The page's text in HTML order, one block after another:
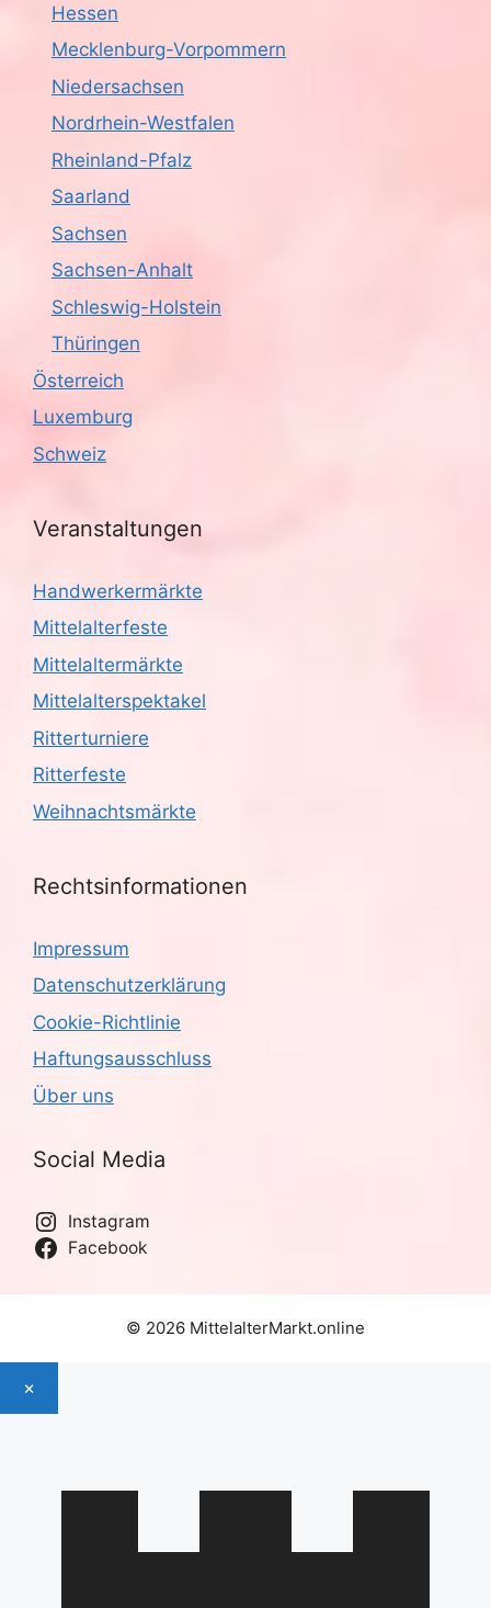
Hessen
Mecklenburg-Vorpommern
Niedersachsen
Nordrhein-Westfalen
Rheinland-Pfalz
Saarland
Sachsen
Sachsen-Anhalt
Schleswig-Holstein
Thüringen
Österreich
Luxemburg
Schweiz
Veranstaltungen
Handwerkermärkte
Mittelalterfeste
Mittelaltermärkte
Mittelalterspektakel
Ritterturniere
Ritterfeste
Weihnachtsmärkte
Rechtsinformationen
Impressum
Datenschutzerklärung
Cookie-Richtlinie
Haftungsausschluss
Über uns
Social Media
Instagram
Facebook
© 2026 MittelalterMarkt.online
×